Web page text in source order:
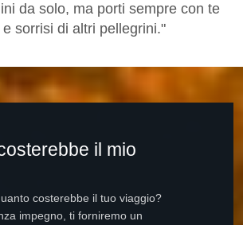
da solo, ma porti sempre con te
sorrisi di altri pellegrini."
il mio
costerebbe il tuo viaggio?
impegno, ti forniremo un